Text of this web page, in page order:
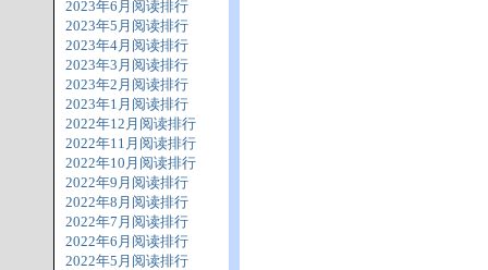
2023年6月阅读排行
2023年5月阅读排行
2023年4月阅读排行
2023年3月阅读排行
2023年2月阅读排行
2023年1月阅读排行
2022年12月阅读排行
2022年11月阅读排行
2022年10月阅读排行
2022年9月阅读排行
2022年8月阅读排行
2022年7月阅读排行
2022年6月阅读排行
2022年5月阅读排行